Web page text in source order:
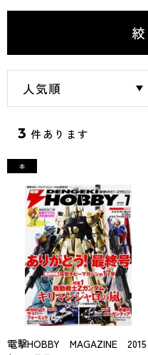
3 件あります
電撃HOBBY MAGAZINE 2015